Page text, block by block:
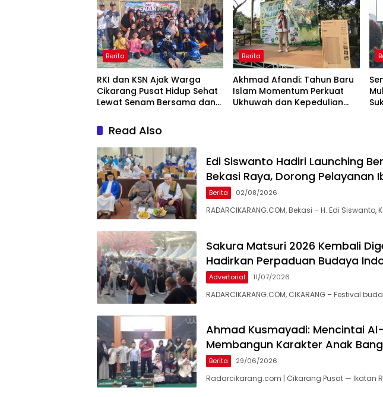
Berita
RKI dan KSN Ajak Warga
Cikarang Pusat Hidup Sehat
Lewat Senam Bersama dan
Berita
Akhmad Afandi: Tahun Baru
Islam Momentum Perkuat
Ukhuwah dan Kepedulian
Read Also
Edi Siswanto Hadiri Launching
Bekasi Raya, Dorong Pelayanan
Berita 02/08/2026
RADARCIKARANG.COM, Bekasi – H. Edi Siswanto,
Sakura Matsuri 2026 Kembali
Hadirkan Perpaduan Budaya
Advertorial 11/07/2026
RADARCIKARANG.COM, CIKARANG – Festival
Ahmad Kusmayadi: Mencintai
Membangun Karakter Anak
Berita 29/06/2026
Radarcikarang.com | Cikarang Pusat — Ikatan